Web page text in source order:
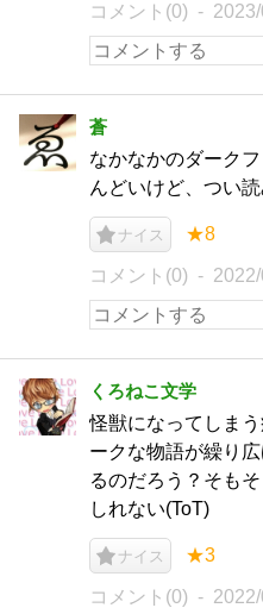
コメント(0)
蒼
なかなかのダーク
んどいけど、つい読
ナイス ★8
コメント(0)
くろねこ文学
怪獣になってしま
ークな物語が繰り
るのだろう？そも
しれない(ToT)
ナイス ★3
コメント(0)